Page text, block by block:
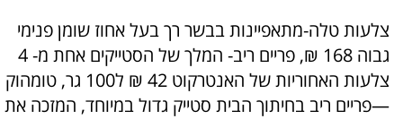
צלעות טלה-מתאפיינות בבשר רך בעל אחוז שומן פנימי
גבוה 168 ₪, פריים ריב- המלך של הסטייקים אחת מ- 4
צלעות האחוריות של האנטרקוט 42 ₪ ל100 גר, טומהוק
—פריים ריב בחיתוך הבית סטייק גדול במיוחד, המזכה את